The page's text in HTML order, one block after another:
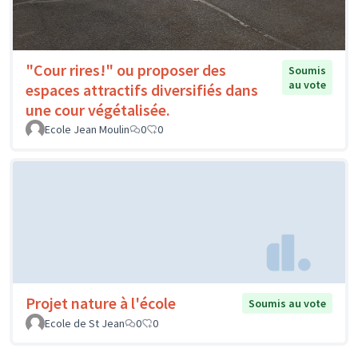
"Cour rires!" ou proposer des
espaces attractifs diversifiés dans
une cour végétalisée.
Soumis
au vote
Ecole Jean Moulin 0 0
Projet nature à l'école
Soumis au vote
Ecole de St Jean
0 0